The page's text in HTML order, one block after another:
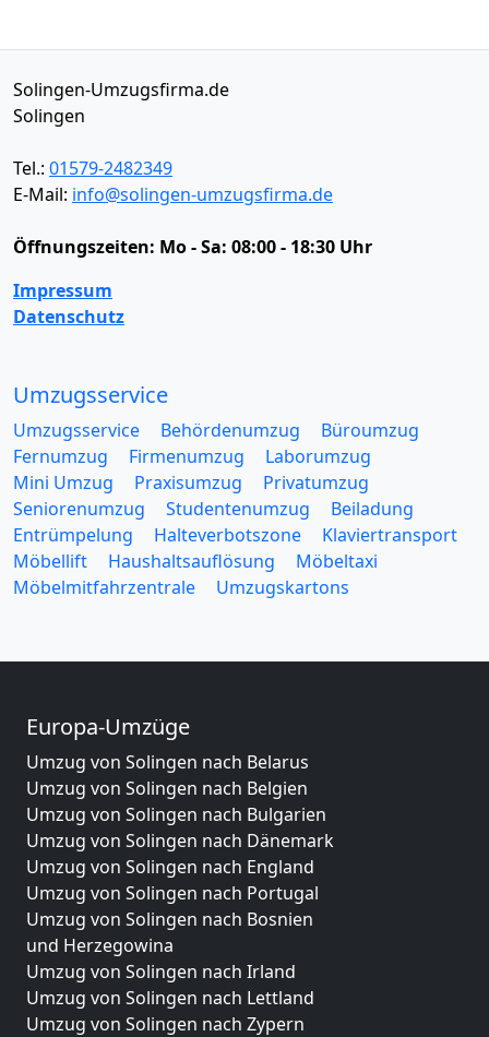
Solingen-Umzugsfirma.de
Solingen
Tel.: 01579-2482349
E-Mail: info@solingen-umzugsfirma.de
Öffnungszeiten: Mo - Sa: 08:00 - 18:30 Uhr
Impressum
Datenschutz
Umzugsservice
Umzugsservice Behördenumzug
Büroumzug
Fernumzug
Firmenumzug
Laborumzug
Mini Umzug
Praxisumzug
Privatumzug
Seniorenumzug
Studentenumzug
Beiladung
Entrümpelung
Halteverbotszone
Klaviertransport
Möbellift
Haushaltsauflösung
Möbeltaxi
Möbelmitfahrzentrale
Umzugskartons
Europa-Umzüge
Umzug von Solingen nach Belarus
Umzug von Solingen nach Belgien
Umzug von Solingen nach Bulgarien
Umzug von Solingen nach Dänemark
Umzug von Solingen nach England
Umzug von Solingen nach Portugal
Umzug von Solingen nach Bosnien
und Herzegowina
Umzug von Solingen nach Irland
Umzug von Solingen nach Lettland
Umzug von Solingen nach Zypern